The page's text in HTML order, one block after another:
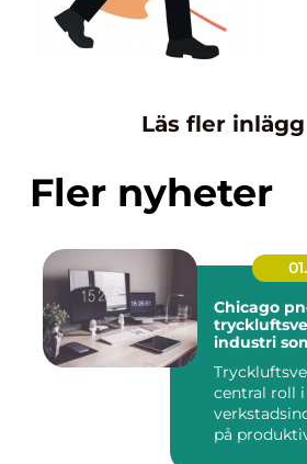
Läs fler
Fler nyheter
Chicago
industri
central roll
på